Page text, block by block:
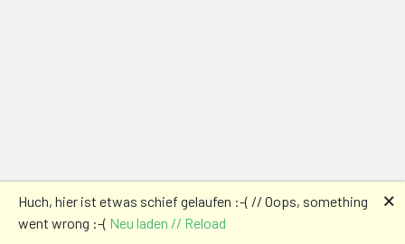
Huch, hier ist etwas schief gelaufen :-( // Oops, something
went wrong :-( Neu laden // Reload
🗙